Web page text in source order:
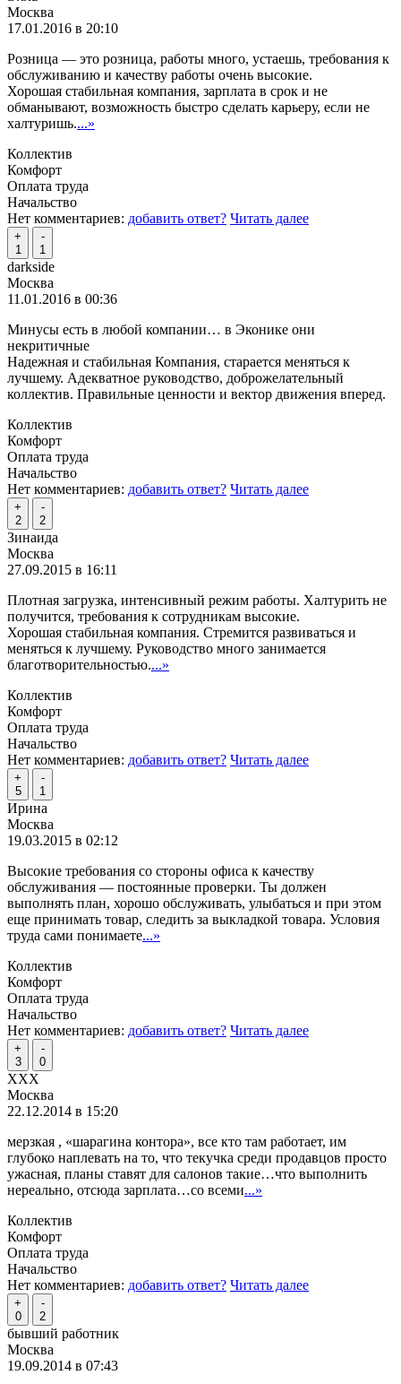
Москва
17.01.2016 в 20:10
Розница — это розница, работы много, устаешь, требования к
обслуживанию и качеству работы очень высокие.
Хорошая стабильная компания, зарплата в срок и не
обманывают, возможность быстро сделать карьеру, если не
халтуришь....»
Коллектив
Комфорт
Оплата труда
Начальство
Нет комментариев: добавить ответ? Читать далее
+
1
-
1
darkside
Москва
11.01.2016 в 00:36
Минусы есть в любой компании… в Эконике они
некритичные
Надежная и стабильная Компания, старается меняться к
лучшему. Адекватное руководство, доброжелательный
коллектив. Правильные ценности и вектор движения вперед.
Коллектив
Комфорт
Оплата труда
Начальство
Нет комментариев: добавить ответ? Читать далее
+
2
-
2
Зинаида
Москва
27.09.2015 в 16:11
Плотная загрузка, интенсивный режим работы. Халтурить не
получится, требования к сотрудникам высокие.
Хорошая стабильная компания. Стремится развиваться и
меняться к лучшему. Руководство много занимается
благотворительностью....»
Коллектив
Комфорт
Оплата труда
Начальство
Нет комментариев: добавить ответ? Читать далее
+
5
-
1
Ирина
Москва
19.03.2015 в 02:12
Высокие требования со стороны офиса к качеству
обслуживания — постоянные проверки. Ты должен
выполнять план, хорошо обслуживать, улыбаться и при этом
еще принимать товар, следить за выкладкой товара. Условия
труда сами понимаете...»
Коллектив
Комфорт
Оплата труда
Начальство
Нет комментариев: добавить ответ? Читать далее
+
3
-
0
XXX
Москва
22.12.2014 в 15:20
мерзкая , «шарагина контора», все кто там работает, им
глубоко наплевать на то, что текучка среди продавцов просто
ужасная, планы ставят для салонов такие…что выполнить
нереально, отсюда зарплата…со всеми...»
Коллектив
Комфорт
Оплата труда
Начальство
Нет комментариев: добавить ответ? Читать далее
+
0
-
2
бывший работник
Москва
19.09.2014 в 07:43